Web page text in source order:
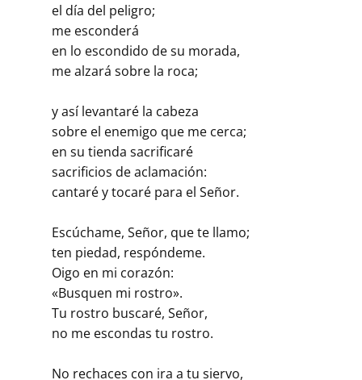
el día del peligro;
me esconderá
en lo escondido de su morada,
me alzará sobre la roca;
y así levantaré la cabeza
sobre el enemigo que me cerca;
en su tienda sacrificaré
sacrificios de aclamación:
cantaré y tocaré para el Señor.
Escúchame, Señor, que te llamo;
ten piedad, respóndeme.
Oigo en mi corazón:
«Busquen mi rostro».
Tu rostro buscaré, Señor,
no me escondas tu rostro.
No rechaces con ira a tu siervo,